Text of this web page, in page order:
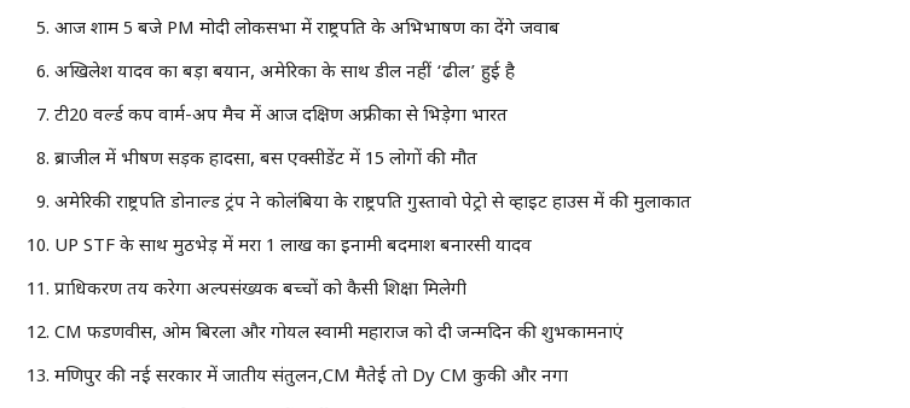
आज शाम 5 बजे PM मोदी लोकसभा में राष्ट्रपति के अभिभाषण का देंगे जवाब
अखिलेश यादव का बड़ा बयान, अमेरिका के साथ डील नहीं ‘ढील’ हुई है
टी20 वर्ल्ड कप वार्म-अप मैच में आज दक्षिण अफ्रीका से भिड़ेगा भारत
ब्राजील में भीषण सड़क हादसा, बस एक्सीडेंट में 15 लोगों की मौत
अमेरिकी राष्ट्रपति डोनाल्ड ट्रंप ने कोलंबिया के राष्ट्रपति गुस्तावो पेट्रो से व्हाइट हाउस में की मुलाकात
UP STF के साथ मुठभेड़ में मरा 1 लाख का इनामी बदमाश बनारसी यादव
प्राधिकरण तय करेगा अल्पसंख्यक बच्चों को कैसी शिक्षा मिलेगी
CM फडणवीस, ओम बिरला और गोयल स्वामी महाराज को दी जन्मदिन की शुभकामनाएं
मणिपुर की नई सरकार में जातीय संतुलन,CM मैतेई तो Dy CM कुकी और नगा